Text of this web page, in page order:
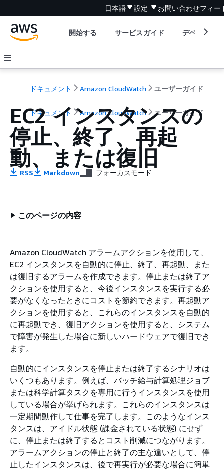
日本語 設定 お問い合わせフィー
開始する サービスガイド デベロッパ
ドキュメント Amazon CloudWatch ユーザーガイド
ドキュメント Amazon CloudWatch ユーザーガイド
EC2 インスタンスの
停止、終了、再起
動、または復旧
RSS Markdown フォーカスモード
このページの内容
Amazon CloudWatch アラームアクションを使用して、
EC2 インスタンスを自動的に停止、終了、再起動、また
は復旧するアラームを作成できます。停止または終了ア
クションを使用すると、今後インスタンスを実行する必
要がなくなったときにコストを節約できます。再起動ア
クションを使用すると、これらのインスタンスを自動的
に再起動でき、復旧アクションを使用すると、システム
で障害が発生した場合に新しいハードウェアで復旧でき
ます。
自動的にインスタンスを停止または終了するシナリオは
いくつもあります。例えば、バッチ給与計算処理ジョブ
または科学計算タスクを専用に行うインスタンスを使用
している場合が挙げられます。これらのインスタンスは
一定期間動作して仕事を完了します。このようなインス
タンスは、アイドル状態 (課金されている状態) にせず
に、停止または終了するとコスト削減につながります。
アラームアクションの停止と終了の主な違いとして、停
止したインスタンスは、後で再実行が必要な場合に簡単